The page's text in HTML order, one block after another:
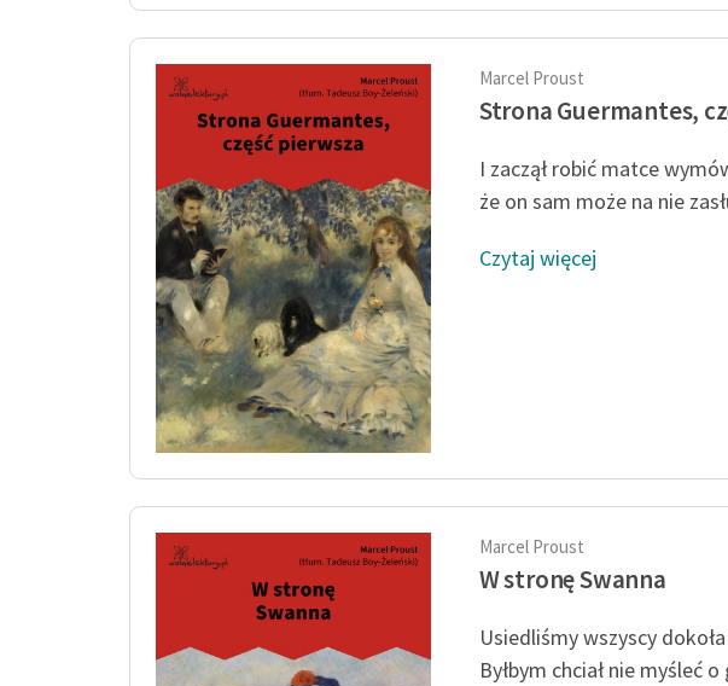
Marcel Proust
Strona Guermantes,
I zaczął robić matce
że on sam może na nie
Czytaj więcej
Marcel Proust
W stronę Swanna
Usiedliśmy wszyscy
Byłbym chciał nie myśleć